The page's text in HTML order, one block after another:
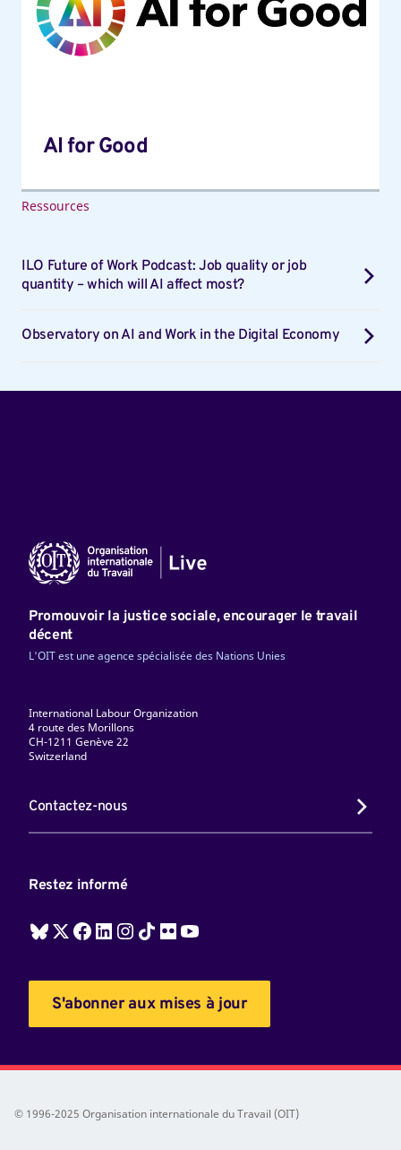
AI for Good
Ressources
ILO Future of Work Podcast: Job quality or job
quantity – which will AI affect most?
Observatory on AI and Work in the Digital Economy
Promouvoir la justice sociale, encourager le travail
décent
L'OIT est une agence spécialisée des Nations Unies
International Labour Organization
4 route des Morillons
CH-1211 Genève 22
Switzerland
Contactez-nous
Restez informé
S'abonner aux mises à jour
© 1996-2025 Organisation internationale du Travail (OIT)